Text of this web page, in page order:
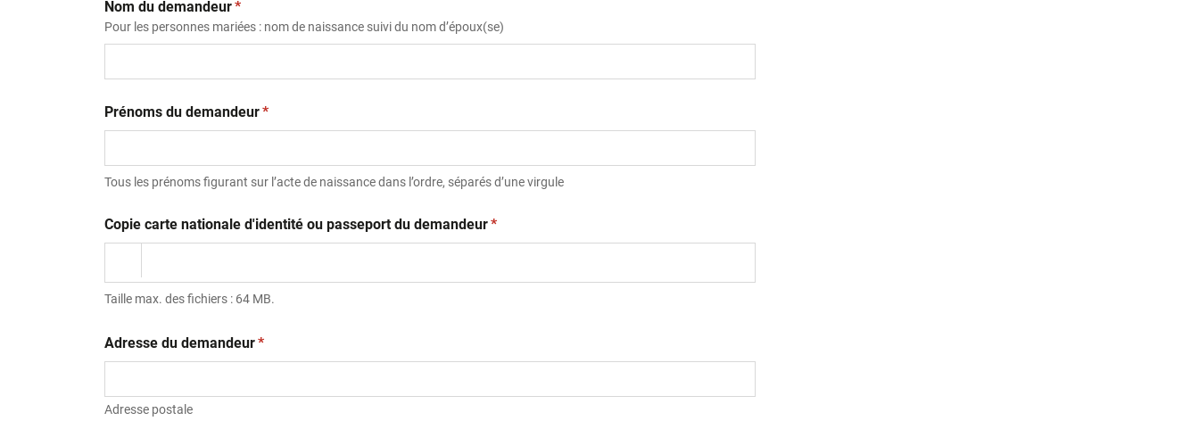
Nom du demandeur(obligatoire)
*
Pour les personnes mariées : nom de naissance suivi du nom d’époux(se)
Prénoms du demandeur(obligatoire)
*
Tous les prénoms figurant sur l’acte de naissance dans l’ordre, séparés d’une virgule
Copie carte nationale d'identité ou passeport du demandeur(obligatoire)
*
Taille max. des fichiers : 64 MB.
Adresse du demandeur(obligatoire)
*
Adresse postale